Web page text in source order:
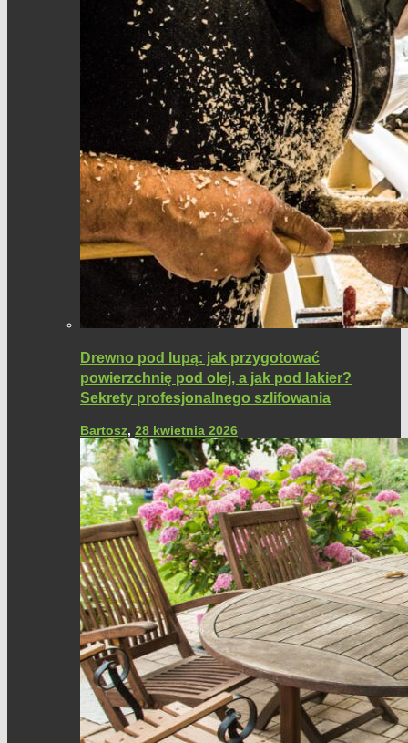
Drewno pod lupą: jak przygotować
powierzchnię pod olej, a jak pod lakier?
Sekrety profesjonalnego szlifowania
Bartosz, 28 kwietnia 2026